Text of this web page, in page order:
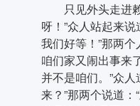
只见外头走进赖
呀！”众人站起来
我们好等！”那两
咱们家又闹出事来
并不是咱们。”众
来？”那两个说道